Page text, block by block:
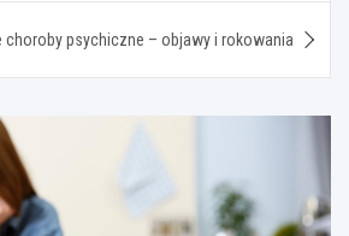
choroby psychiczne – objawy i rokowania